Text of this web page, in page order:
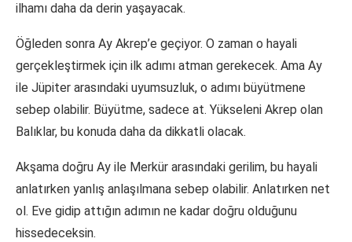
ilhamı daha da derin yaşayacak.
Öğleden sonra Ay Akrep’e geçiyor. O zaman o hayali
gerçekleştirmek için ilk adımı atman gerekecek. Ama Ay
ile Jüpiter arasındaki uyumsuzluk, o adımı büyütmene
sebep olabilir. Büyütme, sadece at. Yükseleni Akrep olan
Balıklar, bu konuda daha da dikkatli olacak.
Akşama doğru Ay ile Merkür arasındaki gerilim, bu hayali
anlatırken yanlış anlaşılmana sebep olabilir. Anlatırken net
ol. Eve gidip attığın adımın ne kadar doğru olduğunu
hissedeceksin.